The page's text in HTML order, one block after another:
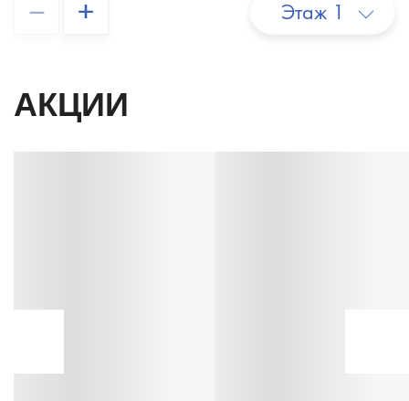
– + Этаж 1
АКЦИИ